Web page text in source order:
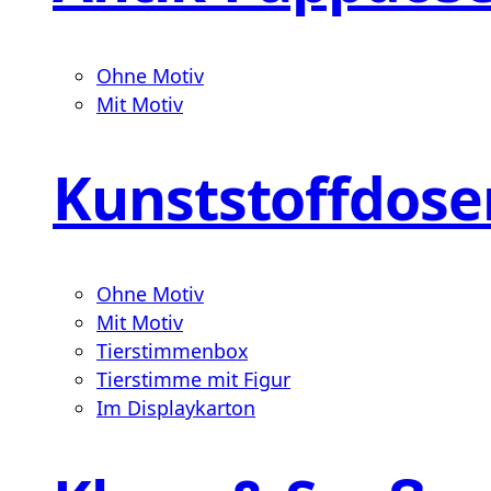
Ohne Motiv
Mit Motiv
Ohne Motiv
Mit Motiv
Tierstimmenbox
Tierstimme mit Figur
Im Displaykarton